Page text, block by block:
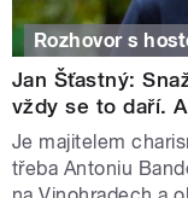
Rozhovor s
Jan Šťastný:
vždy se to daří.
Je majitelem
třeba Antoniu